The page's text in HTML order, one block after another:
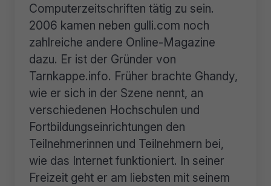
Computerzeitschriften tätig zu sein.
2006 kamen neben gulli.com noch
zahlreiche andere Online-Magazine
dazu. Er ist der Gründer von
Tarnkappe.info. Früher brachte Ghandy,
wie er sich in der Szene nennt, an
verschiedenen Hochschulen und
Fortbildungseinrichtungen den
Teilnehmerinnen und Teilnehmern bei,
wie das Internet funktioniert. In seiner
Freizeit geht er am liebsten mit seinem